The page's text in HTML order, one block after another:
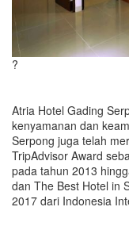
?
Atria Hotel Gading
kenyamanan dan
Serpong juga telah
TripAdvisor Award
pada tahun 2013
dan The Best Hotel in
2017 dari Indonesia